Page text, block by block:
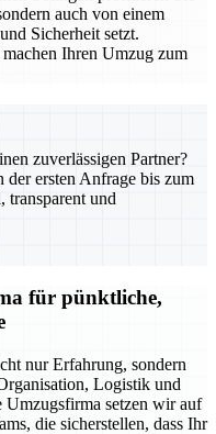
auch von einem
Sicherheit setzt.
Ihren Umzug zum
zuverlässigen Partner?
der ersten Anfrage bis zum
transparent und
für pünktliche,
nur Erfahrung, sondern
Logistik und
Umzugsfirma setzen wir auf
die sicherstellen, dass Ihr